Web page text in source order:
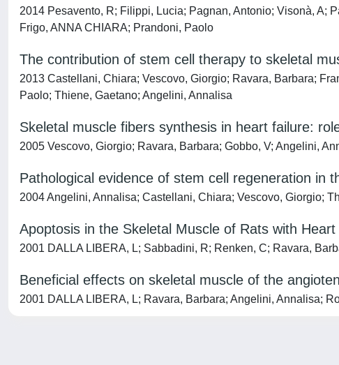
2014 Pesavento, R; Filippi, Lucia; Pagnan, Antonio; Visonà, A;
Frigo, ANNA CHIARA; Prandoni, Paolo
The contribution of stem cell therapy to skeletal
2013 Castellani, Chiara; Vescovo, Giorgio; Ravara, Barbara;
Paolo; Thiene, Gaetano; Angelini, Annalisa
Skeletal muscle fibers synthesis in heart failure:
2005 Vescovo, Giorgio; Ravara, Barbara; Gobbo, V; Angelini,
Pathological evidence of stem cell regeneration in
2004 Angelini, Annalisa; Castellani, Chiara; Vescovo, Giorgio;
Apoptosis in the Skeletal Muscle of Rats with
2001 DALLA LIBERA, L; Sabbadini, R; Renken, C; Ravara,
Beneficial effects on skeletal muscle of the
2001 DALLA LIBERA, L; Ravara, Barbara; Angelini, Annalisa;